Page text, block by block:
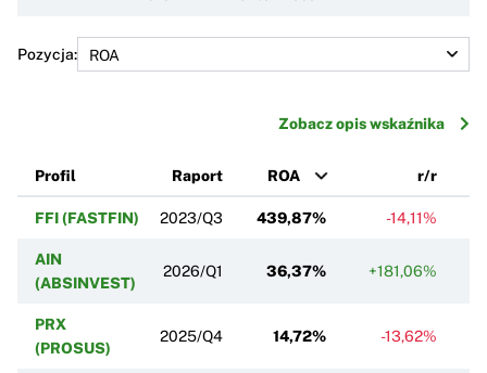
Pozycja:
Zobacz opis wskaźnika
Profil Raport ROA r/r
FFI (FASTFIN) 2023/Q3 439,87% -14,11%
AIN
(ABSINVEST)
2026/Q1 36,37% +181,06%
PRX
(PROSUS)
2025/Q4 14,72% -13,62%